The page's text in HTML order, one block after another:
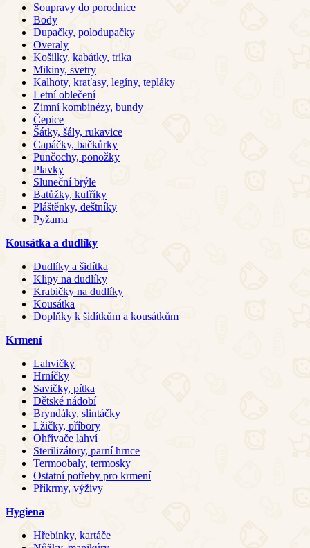
Soupravy do porodnice
Body
Dupačky, polodupačky
Overaly
Košilky, kabátky, trika
Mikiny, svetry
Kalhoty, kraťasy, legíny, tepláky
Letní oblečení
Zimní kombinézy, bundy
Čepice
Šátky, šály, rukavice
Capáčky, bačkůrky
Punčochy, ponožky
Plavky
Sluneční brýle
Batůžky, kufříky
Pláštěnky, deštníky
Pyžama
Kousátka a dudlíky
Dudlíky a šidítka
Klipy na dudlíky
Krabičky na dudlíky
Kousátka
Doplňky k šidítkům a kousátkům
Krmení
Lahvičky
Hrníčky
Savičky, pítka
Dětské nádobí
Bryndáky, slintáčky
Lžičky, příbory
Ohřívače lahví
Sterilizátory, parní hrnce
Termoobaly, termosky
Ostatní potřeby pro krmení
Příkrmy, výživy
Hygiena
Hřebínky, kartáče